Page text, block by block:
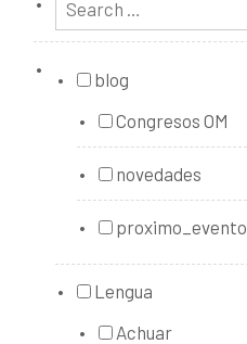
blog
Congresos OM
novedades
proximo_evento
Lengua
Achuar